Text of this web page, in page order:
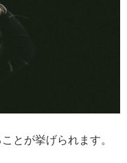
とが挙げられます。